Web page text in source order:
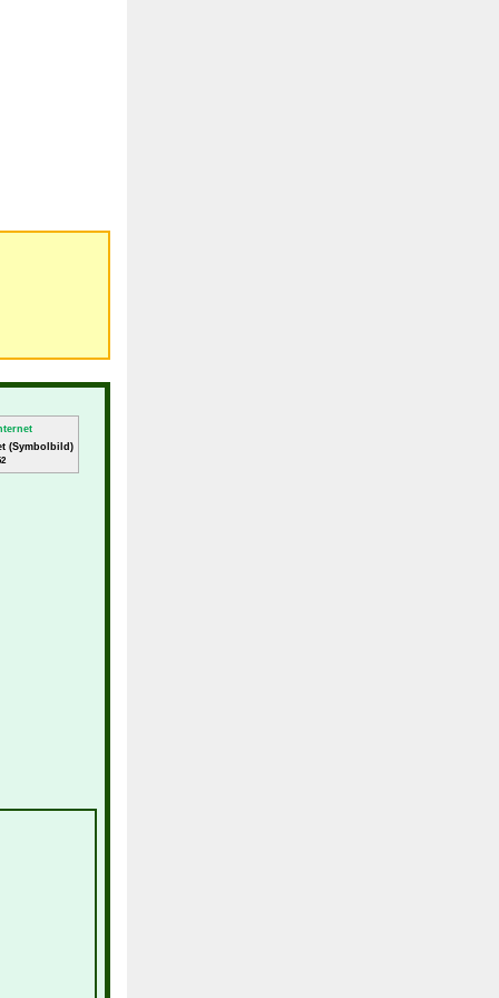
(Symbolbild)